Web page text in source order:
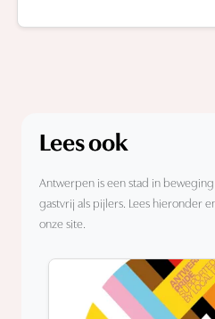
Lees ook
Antwerpen is een stad in
gastvrij als pijlers. Lees hieronder
onze site.